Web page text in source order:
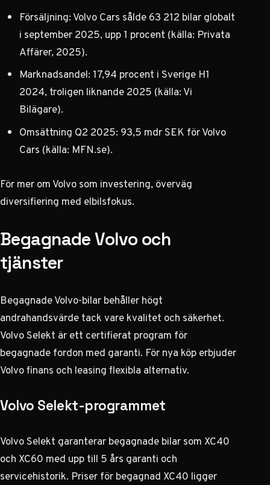
Försäljning: Volvo Cars sålde 63 212 bilar globalt
i september 2025, upp 1 procent (källa: Privata
Affärer, 2025).
Marknadsandel: 17,94 procent i Sverige H1
2024, troligen liknande 2025 (källa:Vi
Bilägare).
Omsättning Q2 2025: 93,5 mdr SEK för Volvo
Cars (källa: MFN.se).
För mer omVolvosom investering, överväg
diversifiering med elbilsfokus.
Begagnade Volvo och
tjänster
Begagnade Volvo-bilar behåller högt
andrahandsvärde tack vare kvalitet och säkerhet.
Volvo Selekt är ett certifierat program för
begagnade fordon med garanti. För nya köp erbjuder
Volvo finans och leasing flexibla alternativ.
Volvo Selekt-programmet
Volvo Selekt garanterar begagnade bilar som XC40
och XC60 med upp till 5 års garanti och
servicehistorik. Priser för begagnad XC40 ligger